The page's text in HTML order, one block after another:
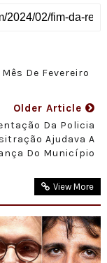
De Fevereiro
Older Article
Da Policia
Ajudava A
Do Município
View More